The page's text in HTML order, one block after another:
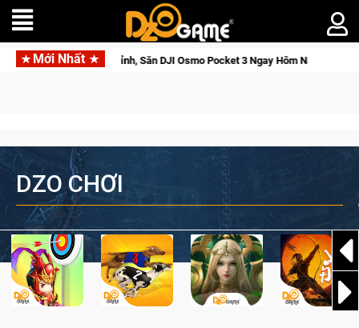
Mới Nhất
Giới Thức Tỉnh, Săn DJI Osmo Pocket 3 Ngay Hôm Nay
DZO CHƠI